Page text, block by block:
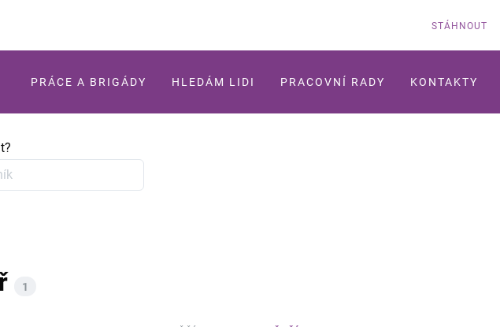
STÁHNOUT
PRÁCE A BRIGÁDY HLEDÁM LIDI PRACOVNÍ RADY KONTAKTY
1